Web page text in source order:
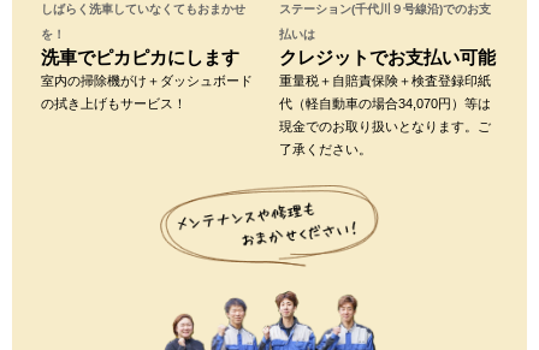
しばらく洗車していなくてもおまかせ
を！
洗車でピカピカにします
室内の掃除機がけ＋ダッシュボード
の拭き上げもサービス！
ステーション(千代川９号線沿)でのお支
払いは
クレジットでお支払い可能
重量税＋自賠責保険＋検査登録印紙
代（軽自動車の場合34,070円）等は
現金でのお取り扱いとなります。ご
了承ください。